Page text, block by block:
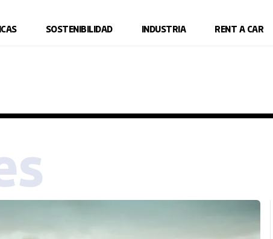
SOSTENIBILIDAD INDUSTRIA RENT A CAR